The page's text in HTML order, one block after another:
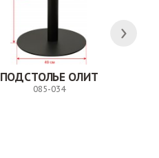
ПОДСТОЛЬЕ ОЛИТ
085-034